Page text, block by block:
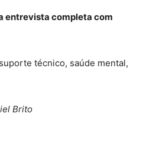
entrevista completa com
técnico, saúde mental,
Brito